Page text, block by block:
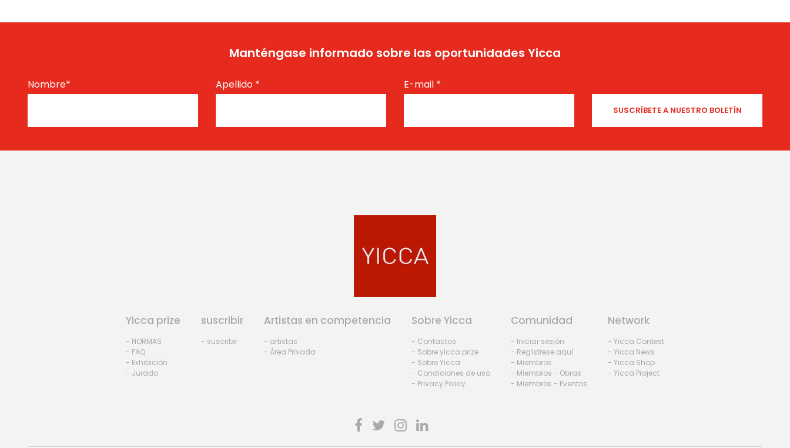
Manténgase informado sobre las oportunidades Yicca
Nombre* Apellido * E-mail *
Yicca prize
- NORMAS
- FAQ
- Exhibiciòn
- Jurado
suscribir
- suscribir
Artistas en competencia
- artistas
- Área Privada
Sobre Yicca
- Contactos
- Sobre yicca prize
- Sobre Yicca
- Condiciones de uso
- Privacy Policy
Comunidad
- Iniciar sesión
- Regístrese aquí
- Miembros
- Miembros - Obras
- Miembros - Eventos
Network
- Yicca Contest
- Yicca News
- Yicca Shop
- Yicca Project